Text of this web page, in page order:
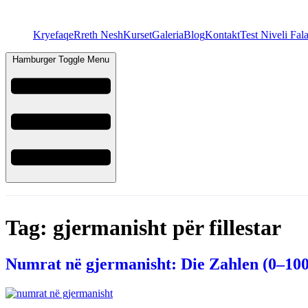
KryefaqeRreth NeshKursetGaleriaBlogKontaktTest Niveli
Hamburger Toggle Menu
Tag: gjermanisht për fillestar
Numrat në gjermanisht: Die Zahlen